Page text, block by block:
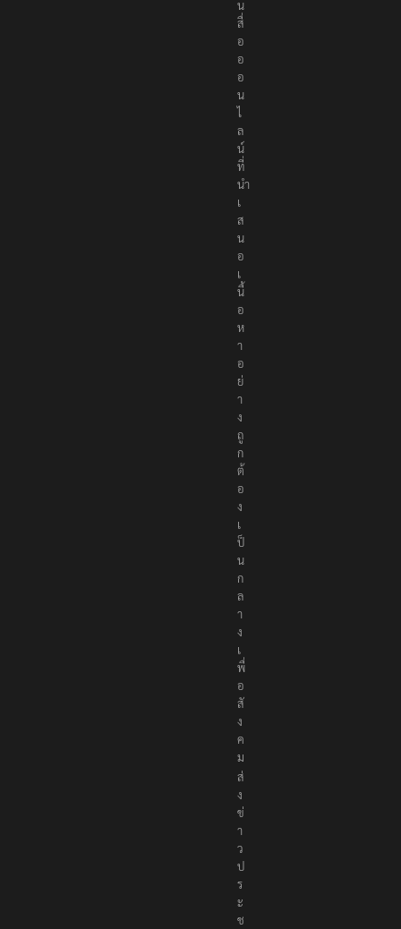
น
สื่
อ
อ
อ
น
ไ
ล
น์
ที่
นำ
เ
ส
น
อ
เ
นื้
อ
ห
า
อ
ย่
า
ง
ถู
ก
ต้
อ
ง
เ
ป็
น
ก
ล
า
ง
เ
พื่
อ
สั
ง
ค
ม
ส่
ง
ข่
า
ว
ป
ร
ะ
ช